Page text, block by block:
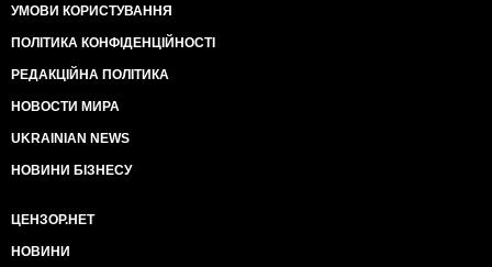
УМОВИ КОРИСТУВАННЯ
ПОЛІТИКА КОНФІДЕНЦІЙНОСТІ
РЕДАКЦІЙНА ПОЛІТИКА
НОВОСТИ МИРА
UKRAINIAN NEWS
НОВИНИ БІЗНЕСУ
ЦЕНЗОР.НЕТ
НОВИНИ